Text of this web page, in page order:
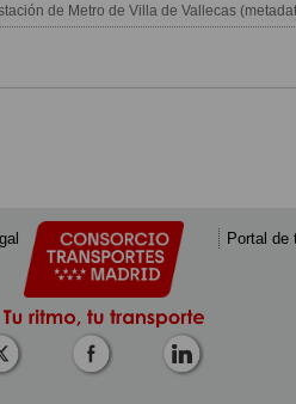
de Metro de Villa de Vallecas
Portal de